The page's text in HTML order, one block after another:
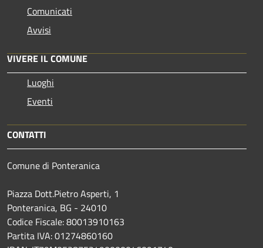
Comunicati
Avvisi
VIVERE IL COMUNE
Luoghi
Eventi
CONTATTI
Comune di Ponteranica
Piazza Dott.Pietro Asperti, 1
Ponteranica, BG - 24010
Codice Fiscale: 80013910163
Partita IVA: 01274860160